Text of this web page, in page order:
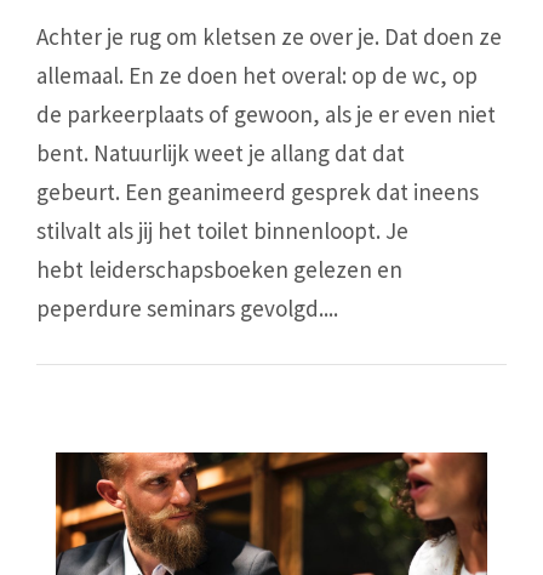
Achter je rug om kletsen ze over je. Dat doen ze
allemaal. En ze doen het overal: op de wc, op
de parkeerplaats of gewoon, als je er even niet
bent. Natuurlijk weet je allang dat dat
gebeurt. Een geanimeerd gesprek dat ineens
stilvalt als jij het toilet binnenloopt. Je
hebt leiderschapsboeken gelezen en
peperdure seminars gevolgd....